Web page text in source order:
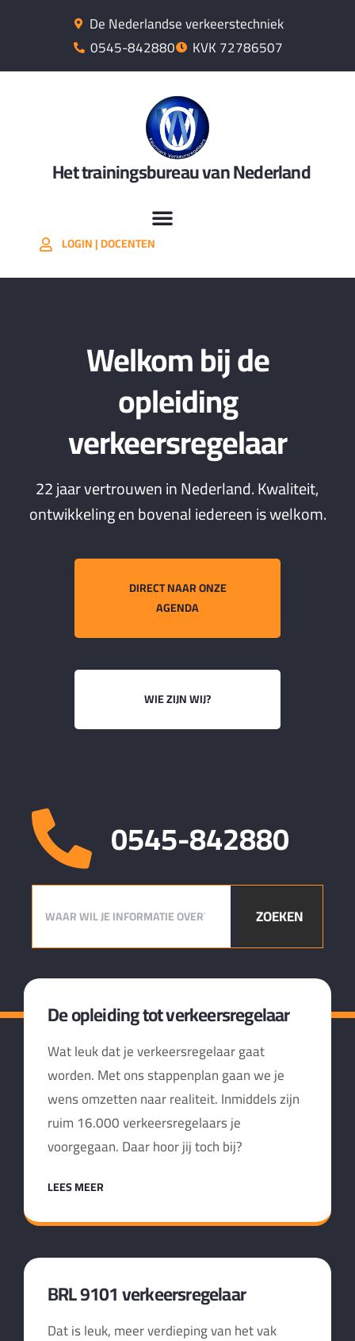
De Nederlandse verkeerstechniek
0545-842880
KVK 72786507
Het trainingsbureau van Nederland
LOGIN | DOCENTEN
Welkom bij de
opleiding
verkeersregelaar
22 jaar vertrouwen in Nederland. Kwaliteit,
ontwikkeling en bovenal iedereen is welkom.
DIRECT NAAR ONZE
AGENDA
WIE ZIJN WIJ?
0545-842880
ZOEKEN
De opleiding tot verkeersregelaar
Wat leuk dat je verkeersregelaar gaat
worden. Met ons stappenplan gaan we je
wens omzetten naar realiteit. Inmiddels zijn
ruim 16.000 verkeersregelaars je
voorgegaan. Daar hoor jij toch bij?
LEES MEER
BRL 9101 verkeersregelaar
Dat is leuk, meer verdieping van het vak